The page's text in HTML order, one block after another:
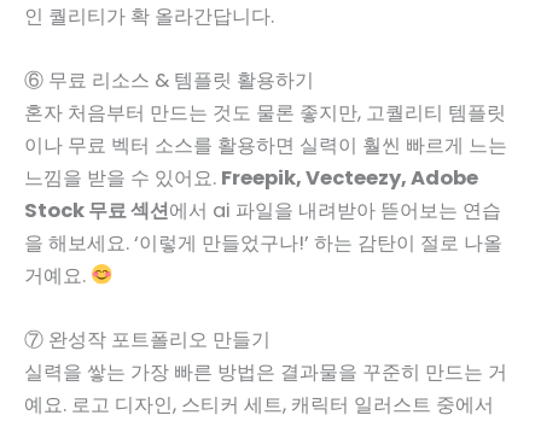
인 퀄리티가 확 올라간답니다.
⑥ 무료 리소스 & 템플릿 활용하기
혼자 처음부터 만드는 것도 물론 좋지만, 고퀄리티 템플릿
이나 무료 벡터 소스를 활용하면 실력이 훨씬 빠르게 느는
느낌을 받을 수 있어요. Freepik, Vecteezy, Adobe
Stock 무료 섹션에서 ai 파일을 내려받아 뜯어보는 연습
을 해보세요. ‘이렇게 만들었구나!’ 하는 감탄이 절로 나올
거예요.
⑦ 완성작 포트폴리오 만들기
실력을 쌓는 가장 빠른 방법은 결과물을 꾸준히 만드는 거
예요. 로고 디자인, 스티커 세트, 캐릭터 일러스트 중에서